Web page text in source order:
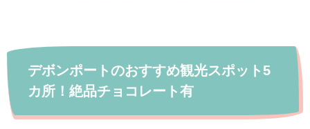
デボンポートのおすすめ観光スポット5
カ所！絶品チョコレート有